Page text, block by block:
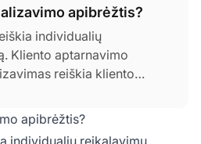
apibrėžtis?
individualių
Kliento aptarnavimo
reiškia kliento
ir unikalų. Žinoma,
yra unikalaus dėmesio
apibrėžtis?
individualių reikalavimų